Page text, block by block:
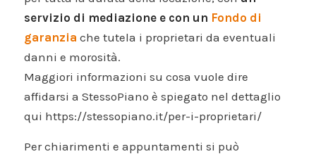
servizio di mediazione e con un Fondo di
garanzia che tutela i proprietari da eventuali
danni e morosità.
Maggiori informazioni su cosa vuole dire
affidarsi a StessoPiano è spiegato nel dettaglio
qui https://stessopiano.it/per-i-proprietari/
Per chiarimenti e appuntamenti si può